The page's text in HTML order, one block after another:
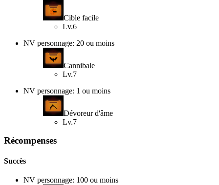
Cible facile
Lv.6
NV personnage: 20 ou moins
Cannibale
Lv.7
NV personnage: 1 ou moins
Dévoreur d'âme
Lv.7
Récompenses
Succès
NV personnage: 100 ou moins